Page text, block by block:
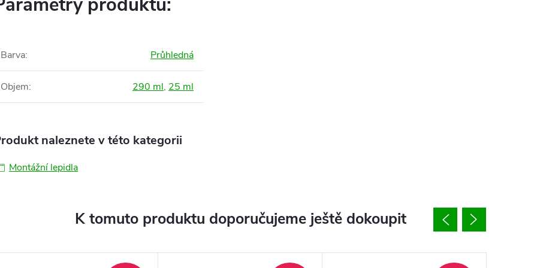
Barva: Průhledná
Objem: 290 ml, 25 ml
naleznete v této kategorii
Montážní lepidla
K tomuto produktu doporučujeme ještě dokoupit